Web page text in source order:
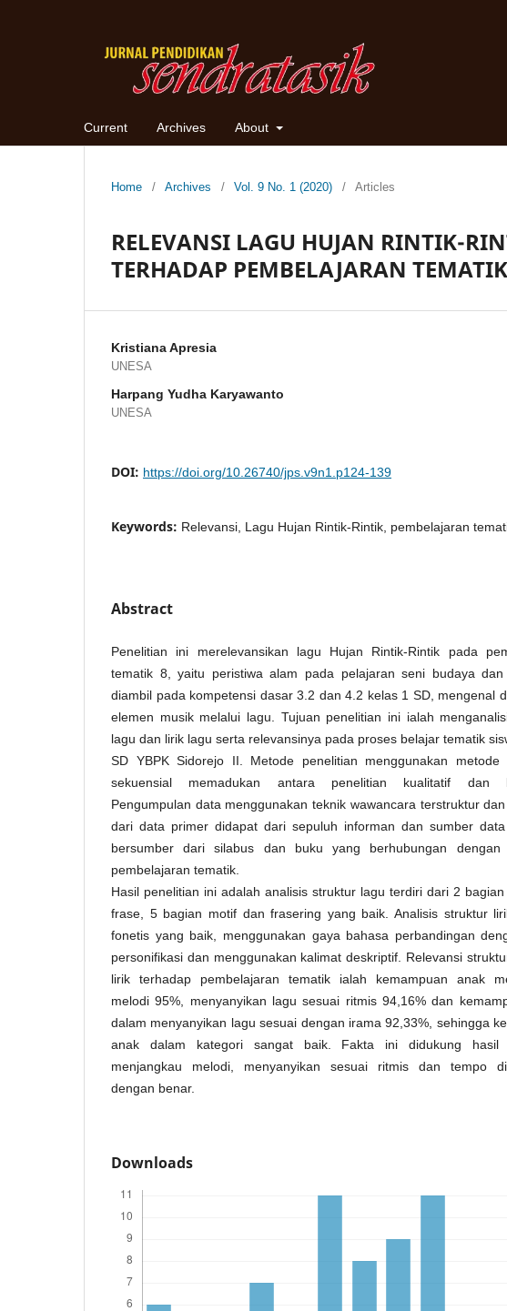
Current Archives About
Home / Archives / Vol. 9 No. 1 (2020) / Articles
RELEVANSI LAGU HUJAN RINTIK-
TERHADAP PEMBELAJARAN
Kristiana Apresia
UNESA
Harpang Yudha Karyawanto
UNESA
DOI: https://doi.org/10.26740/jps.v9n1.p124-139
Keywords: Relevansi, Lagu Hujan Rintik-Rintik, pembelajaran
Abstract
Penelitian ini merelevansikan lagu Hujan Rintik-Rintik pada
tematik 8, yaitu peristiwa alam pada pelajaran seni budaya dan
diambil pada kompetensi dasar 3.2 dan 4.2 kelas 1 SD, mengenal
elemen musik melalui lagu. Tujuan penelitian ini ialah
lagu dan lirik lagu serta relevansinya pada proses belajar tematik
SD YBPK Sidorejo II. Metode penelitian menggunakan metode
sekuensial memadukan antara penelitian kualitatif dan
Pengumpulan data menggunakan teknik wawancara terstruktur
dari data primer didapat dari sepuluh informan dan sumber
bersumber dari silabus dan buku yang berhubungan
pembelajaran tematik.
Hasil penelitian ini adalah analisis struktur lagu terdiri dari 2
frase, 5 bagian motif dan frasering yang baik. Analisis struktur
fonetis yang baik, menggunakan gaya bahasa perbandingan
personifikasi dan menggunakan kalimat deskriptif. Relevansi
lirik terhadap pembelajaran tematik ialah kemampuan anak
melodi 95%, menyanyikan lagu sesuai ritmis 94,16% dan
dalam menyanyikan lagu sesuai dengan irama 92,33%, sehingga
anak dalam kategori sangat baik. Fakta ini didukung hasil
menjangkau melodi, menyanyikan sesuai ritmis dan tempo
dengan benar.
Downloads